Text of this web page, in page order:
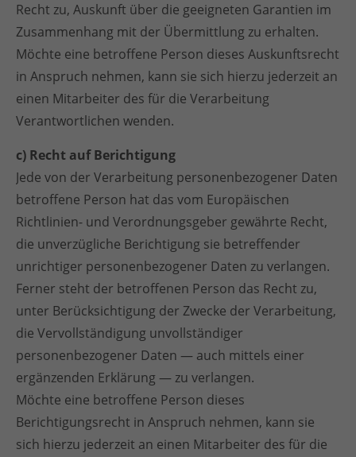
Recht zu, Auskunft über die geeigneten Garantien im
Zusammenhang mit der Übermittlung zu erhalten.
Möchte eine betroffene Person dieses Auskunftsrecht
in Anspruch nehmen, kann sie sich hierzu jederzeit an
einen Mitarbeiter des für die Verarbeitung
Verantwortlichen wenden.
c) Recht auf Berichtigung
Jede von der Verarbeitung personenbezogener Daten
betroffene Person hat das vom Europäischen
Richtlinien- und Verordnungsgeber gewährte Recht,
die unverzügliche Berichtigung sie betreffender
unrichtiger personenbezogener Daten zu verlangen.
Ferner steht der betroffenen Person das Recht zu,
unter Berücksichtigung der Zwecke der Verarbeitung,
die Vervollständigung unvollständiger
personenbezogener Daten — auch mittels einer
ergänzenden Erklärung — zu verlangen.
Möchte eine betroffene Person dieses
Berichtigungsrecht in Anspruch nehmen, kann sie
sich hierzu jederzeit an einen Mitarbeiter des für die